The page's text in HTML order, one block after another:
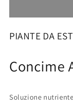
PIANTE DA
Concime
Soluzione